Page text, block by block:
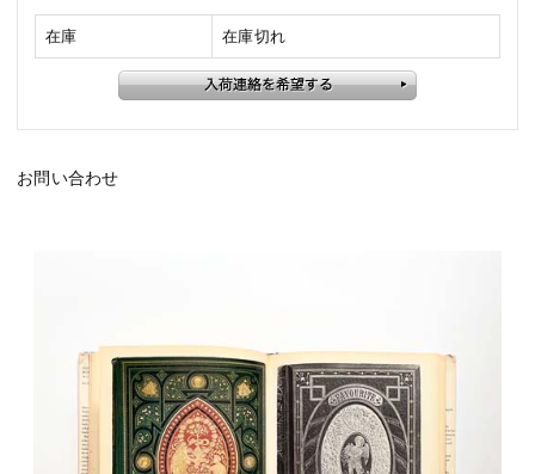
在庫 在庫切れ
お問い合わせ